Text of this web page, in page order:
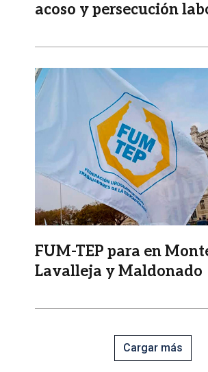
acoso y persecución
Imagen
FUM-TEP para en
Lavalleja y Maldonado
Cargar más